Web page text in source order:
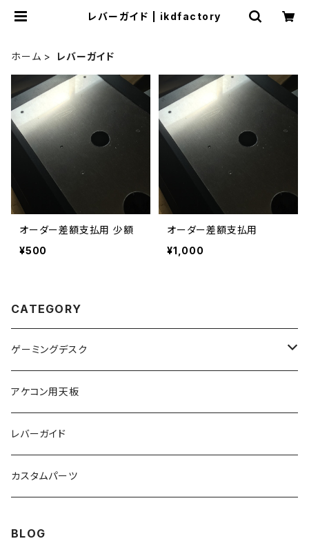
レバーガイド | ikdfactory
ホーム レバーガイド
オーダー差額支払用 少額
¥500
オーダー差額支払用
¥1,000
CATEGORY
ゲーミングデスク
デスク本体
2台セット
ゲーミングデスク用品
アケコン用天板
レバーガイド
カスタムパーツ
BLOG